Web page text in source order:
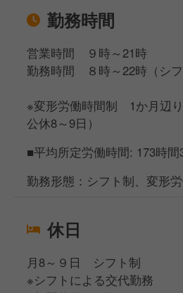
勤務時間
営業時間 ９時～21時
勤務時間 ８時～22時（シフ
※変形労働時間制 1か月辺
公休8～9日）
■平均所定労働時間: 173時
勤務形態：シフト制、変形
休日
月8～９日 シフト制
※シフトによる交代勤務